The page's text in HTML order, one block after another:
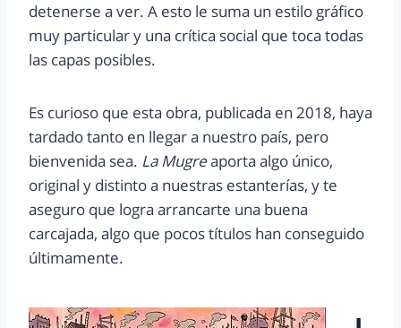
detenerse a ver. A esto le suma un estilo gráfico
muy particular y una crítica social que toca todas
las capas posibles.
Es curioso que esta obra, publicada en 2018, haya
tardado tanto en llegar a nuestro país, pero
bienvenida sea. La Mugreaporta algo único,
original y distinto a nuestras estanterías, y te
aseguro que logra arrancarte una buena
carcajada, algo que pocos títulos han conseguido
últimamente.